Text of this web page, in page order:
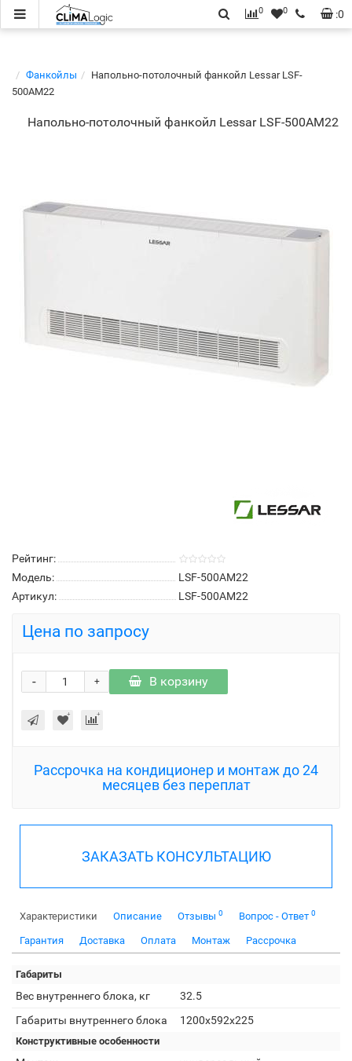
:0
0 0
Фанкойлы
Напольно-потолочный фанкойл Lessar LSF-
500AM22
Напольно-потолочный фанкойл Lessar LSF-500AM22
Рейтинг:
Модель:
LSF-500AM22
Артикул:
LSF-500AM22
Цена по запросу
+
- В корзину
Рассрочка на кондиционер и монтаж до 24
месяцев без переплат
ЗАКАЗАТЬ КОНСУЛЬТАЦИЮ
Характеристики Описание Отзывы 0 Вопрос - Ответ 0
Гарантия Доставка Оплата Монтаж Рассрочка
Габариты
Вес внутреннего блока, кг
32.5
Габариты внутреннего блока
1200x592x225
Конструктивные особенности